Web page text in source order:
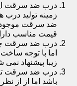
درب ضد سرقت
زمینه تولید
ضد سرقت موجود
قیمت مناسب
درب ضد سرقت
اما با توجه
زیبا پیشنهاد نمی
درب ضد سرقت
باشد اما از از